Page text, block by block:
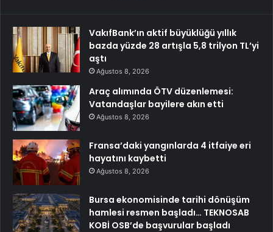
VakıfBank’ın aktif büyüklüğü yıllık
bazda yüzde 28 artışla 5,8 trilyon TL’yi
aştı
Ağustos 8, 2026
Araç alımında ÖTV düzenlemesi:
Vatandaşlar bayilere akın etti
Ağustos 8, 2026
Fransa’daki yangınlarda 4 itfaiye eri
hayatını kaybetti
Ağustos 8, 2026
Bursa ekonomisinde tarihi dönüşüm
hamlesi resmen başladı… TEKNOSAB
KOBİ OSB’de başvurular başladı